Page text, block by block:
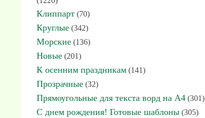
Клиппарт (70)
Круглые (342)
Морские (136)
Новые (201)
К осенним праздникам (141)
Прозрачные (32)
Прямоугольные для текста ворд на А4 (301)
С днем рождения! Готовые шаблоны (305)